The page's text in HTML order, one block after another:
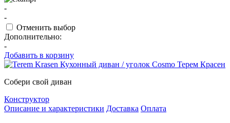
-
-
Отменить выбор
Дополнительно:
-
Добавить в корзину
Собери свой диван
Конструктор
Описание и характеристики Доставка Оплата